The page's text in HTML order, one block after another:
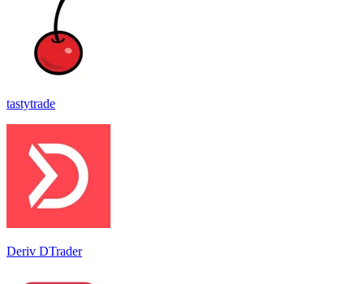
tastytrade
Deriv DTrader